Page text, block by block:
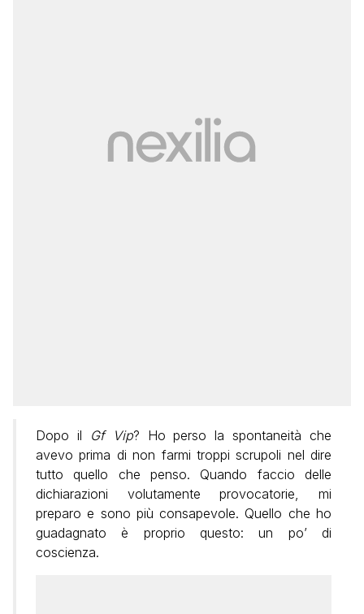
Dopo il Gf Vip? Ho perso la spontaneità che
avevo prima di non farmi troppi scrupoli nel dire
tutto quello che penso. Quando faccio delle
dichiarazioni volutamente provocatorie, mi
preparo e sono più consapevole. Quello che ho
guadagnato è proprio questo: un po’ di
coscienza.